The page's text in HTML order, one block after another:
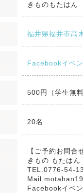
きものもたはん
福井県福井市高
Facebookイベ
500円（学生無料
20名
【ご予約お問合
きもの もたはん
TEL.0776-54-
Facebookイベ